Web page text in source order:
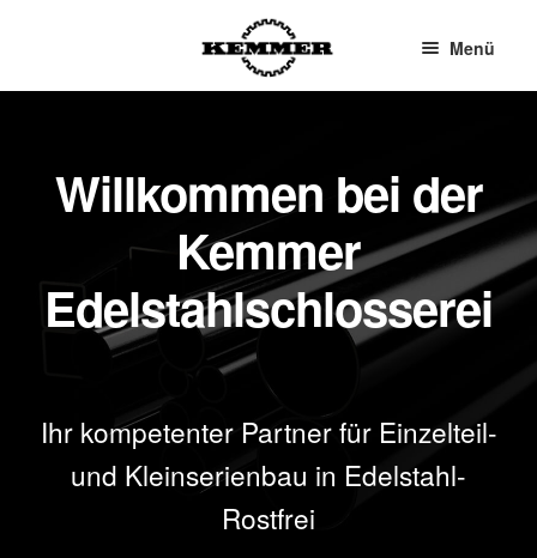
Menü
Willkommen bei der
Kemmer
Edelstahlschlosserei
Ihr kompetenter Partner für Einzelteil-
und Kleinserienbau in Edelstahl-
Rostfrei